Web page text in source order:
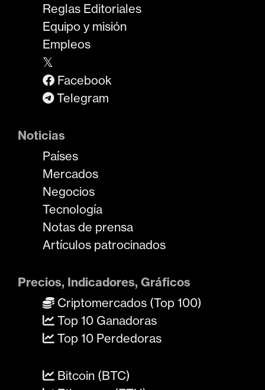
Reglas Editoriales
Equipo y misión
Empleos
𝕏
Facebook
Telegram
Noticias
Países
Mercados
Negocios
Tecnología
Notas de prensa
Artículos patrocinados
Precios, Indicadores, Gráficos
Criptomercados (Top 100)
Top 10 Ganadoras
Top 10 Perdedoras
Bitcoin (BTC)